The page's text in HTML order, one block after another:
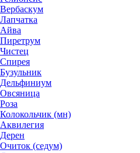
Вербаскум
Лапчатка
Айва
Пиретрум
Чистец
Спирея
Бузульник
Дельфиниум
Овсяница
Роза
Колокольчик (мн)
Аквилегия
Дерен
Очиток (седум)